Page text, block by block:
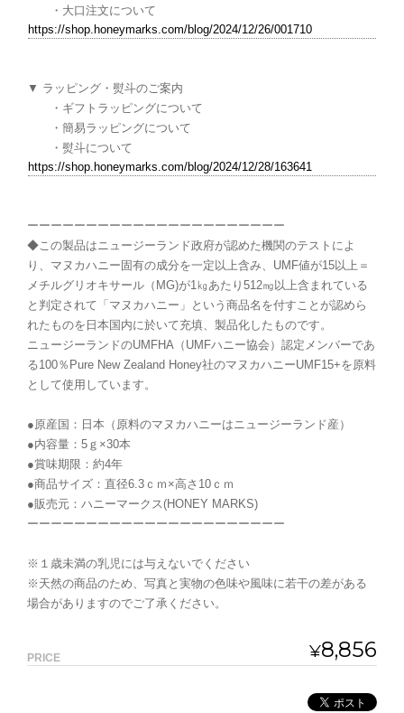
・大口注文について
https://shop.honeymarks.com/blog/2024/12/26/001710
▼ ラッピング・熨斗のご案内
・ギフトラッピングについて
・簡易ラッピングについて
・熨斗について
https://shop.honeymarks.com/blog/2024/12/28/163641
ーーーーーーーーーーーーーーーーーーーーーー
◆この製品はニュージーランド政府が認めた機関のテストによ
り、マヌカハニー固有の成分を一定以上含み、UMF値が15以上＝
メチルグリオキサール（MG)が1㎏あたり512㎎以上含まれている
と判定されて「マヌカハニー」という商品名を付すことが認めら
れたものを日本国内に於いて充填、製品化したものです。
ニュージーランドのUMFHA（UMFハニー協会）認定メンバーであ
る100％Pure New Zealand Honey社のマヌカハニーUMF15+を原料
として使用しています。
●原産国：日本（原料のマヌカハニーはニュージーランド産）
●内容量：5ｇ×30本
●賞味期限：約4年
●商品サイズ：直径6.3ｃｍ×高さ10ｃｍ
●販売元：ハニーマークス(HONEY MARKS)
ーーーーーーーーーーーーーーーーーーーーーー
※１歳未満の乳児には与えないでください
※天然の商品のため、写真と実物の色味や風味に若干の差がある
場合がありますのでご了承ください。
PRICE ¥8,856